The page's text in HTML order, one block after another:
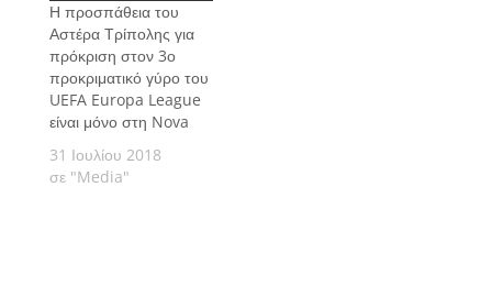
Η προσπάθεια του
Αστέρα Τρίπολης για
πρόκριση στον 3ο
προκριματικό γύρο του
UEFA Europa League
είναι μόνο στη Nova
31 Ιουλίου 2018
σε "Media"